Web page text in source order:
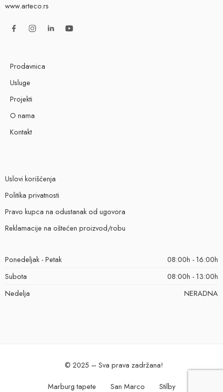
www.arteco.rs
Prodavnica
Usluge
Projekti
O nama
Kontakt
Uslovi korišćenja
Politika privatnosti
Pravo kupca na odustanak od ugovora
Reklamacije na oštećen proizvod/robu
Ponedeljak - Petak
08:00h - 16:00h
Subota
08:00h - 13:00h
Nedelja
NERADNA
© 2025 – Sva prava zadržana!
Marburg tapete San Marco Stilby